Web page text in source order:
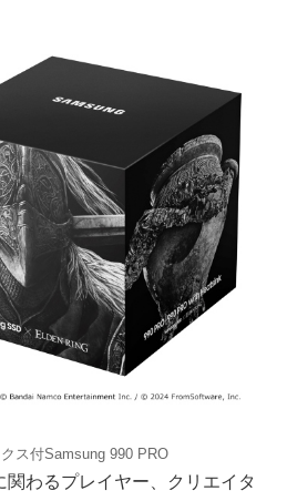
ス付Samsung 990 PRO
わるプレイヤー、クリエイタ